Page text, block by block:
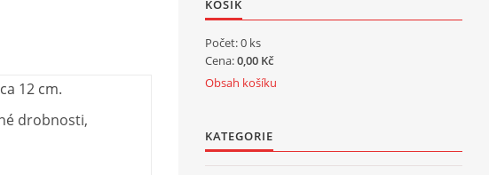
12 cm.
drobnosti,
KOŠÍK
Počet: 0 ks
Cena:0,00 Kč
Obsah košíku
KATEGORIE